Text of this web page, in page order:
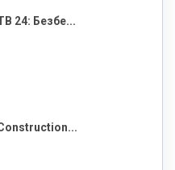
24: Безбе...